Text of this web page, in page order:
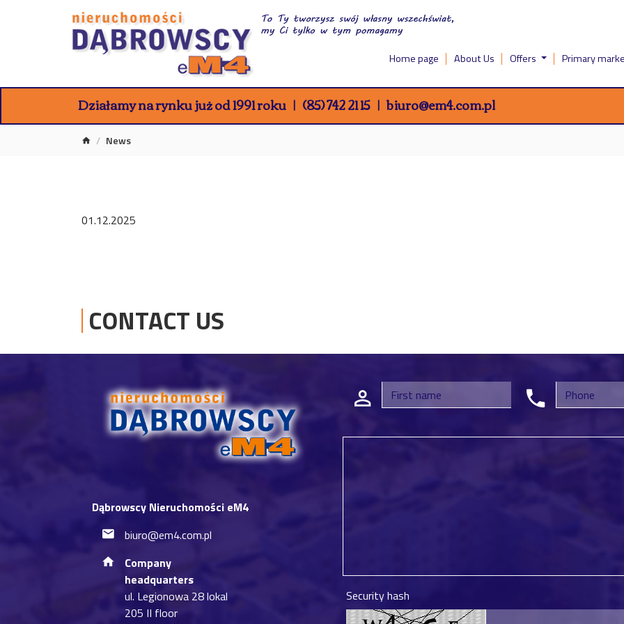
Home page About Us Offers Primary
Działamy na rynku już od 1991 roku (85) 742 21 15 biuro@em4.com.pl
News
01.12.2025
CONTACT US
Dąbrowscy Nieruchomości eM4
biuro@em4.com.pl
Company
headquarters
ul. Legionowa 28 lokal
205 II floor
Security hash